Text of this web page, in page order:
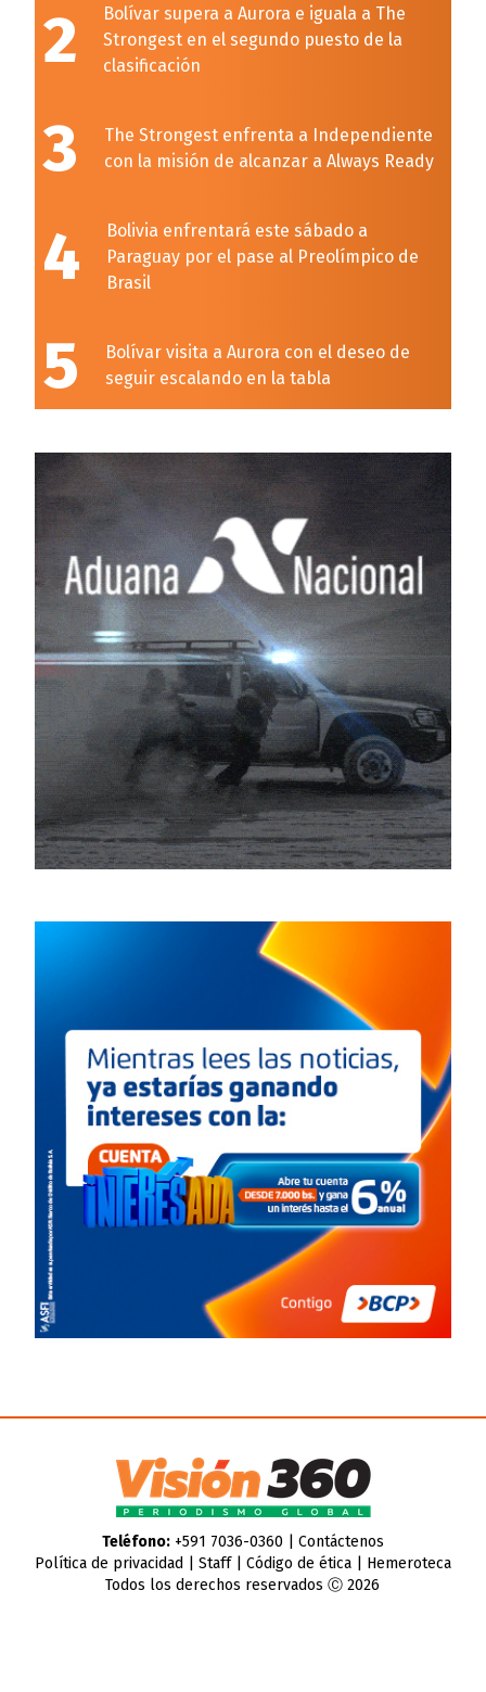
2
Bolívar supera a Aurora e iguala a The
Strongest en el segundo puesto de la
clasificación
3
The Strongest enfrenta a Independiente
con la misión de alcanzar a Always Ready
4
Bolivia enfrentará este sábado a
Paraguay por el pase al Preolímpico de
Brasil
5
Bolívar visita a Aurora con el deseo de
seguir escalando en la tabla
Teléfono:+591 7036-0360 | Contáctenos
Política de privacidad
Staff| Código de ética| Hemeroteca
Todos los derechos reservados Ⓒ 2026